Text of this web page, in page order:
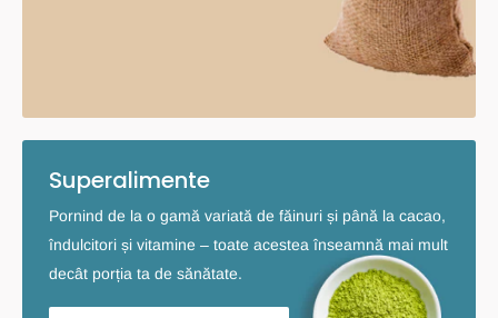
Superalimente
Pornind de la o gamă variată de făinuri și până la cacao,
îndulcitori și vitamine – toate acestea înseamnă mai mult
decât porția ta de sănătate.